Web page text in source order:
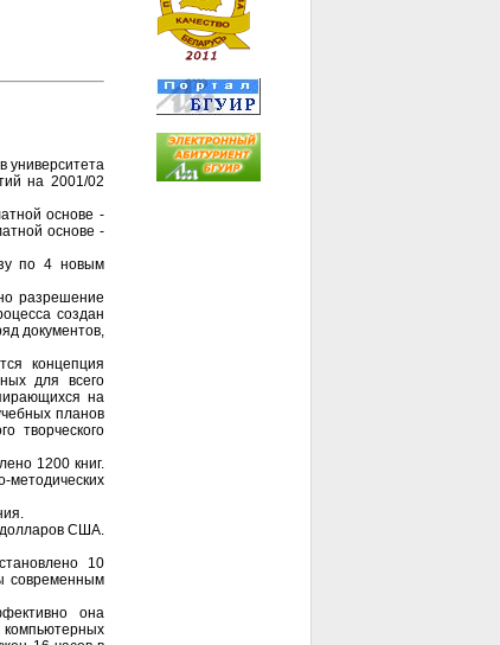
университета
на 2001/02
основе -
основе -
по 4 новым
разрешение
создан
документов,
концепция
для всего
на
планов
творческого
1200 книг.
долларов США.
10
современным
она
компьютерных